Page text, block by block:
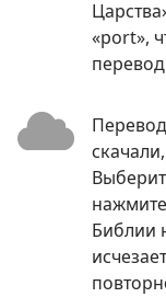
«port»,
Библии